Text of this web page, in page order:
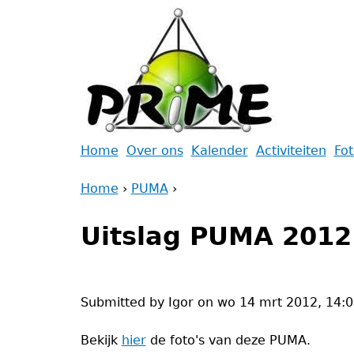
are
Home › PUMA›
to
top
Uitslag PUMA 2012
Submitted by Igoron wo 14 mrt 2012,
Bekijk hierde foto's van deze PUMA.
Back
top
Home Over ons Kalender Activiteiten